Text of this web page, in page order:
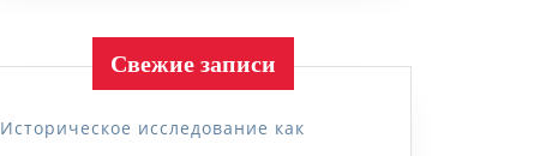
Свежие записи
Историческое исследование как